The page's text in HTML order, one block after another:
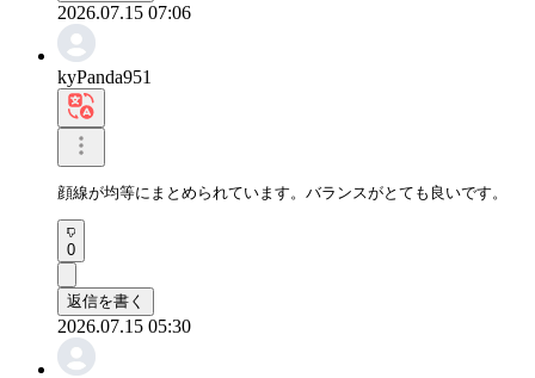
2026.07.15 07:06
kyPanda951
顔線が均等にまとめられています。バランスがとても良いです。
0
返信を書く
2026.07.15 05:30